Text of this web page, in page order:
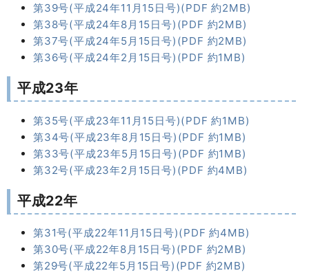
第39号(平成24年11月15日号)(PDF 約2MB)
第38号(平成24年8月15日号)(PDF 約2MB)
第37号(平成24年5月15日号)(PDF 約2MB)
第36号(平成24年2月15日号)(PDF 約1MB)
平成23年
第35号(平成23年11月15日号)(PDF 約1MB)
第34号(平成23年8月15日号)(PDF 約1MB)
第33号(平成23年5月15日号)(PDF 約1MB)
第32号(平成23年2月15日号)(PDF 約4MB)
平成22年
第31号(平成22年11月15日号)(PDF 約4MB)
第30号(平成22年8月15日号)(PDF 約2MB)
第29号(平成22年5月15日号)(PDF 約2MB)